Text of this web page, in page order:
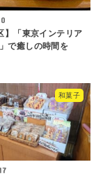
】「東京インテリア
で癒しの時間を
和菓子